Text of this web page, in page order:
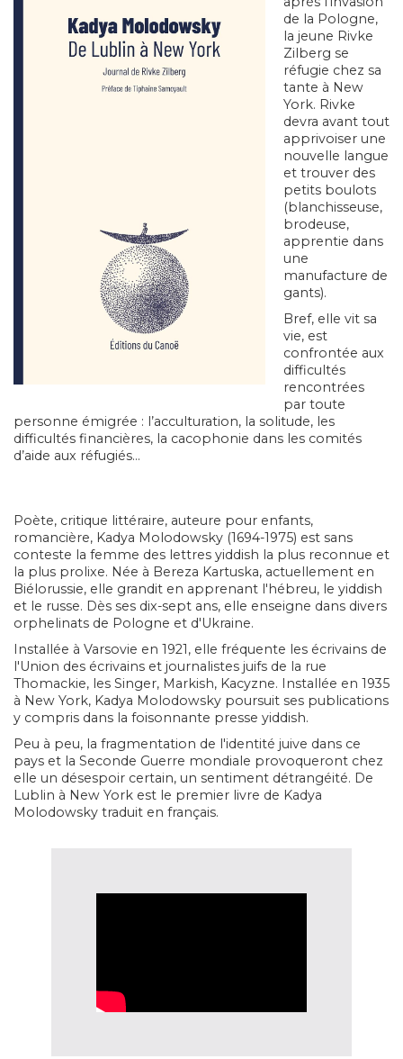
de la Pologne,
la jeune Rivke
Zilberg se
réfugie chez sa
tante à New
York. Rivke
devra avant tout
apprivoiser une
nouvelle langue
et trouver des
petits boulots
(blanchisseuse,
brodeuse,
apprentie dans
une
manufacture de
gants).
Bref, elle vit sa
vie, est
confrontée aux
difficultés
rencontrées
par toute
personne émigrée : l’acculturation, la solitude, les
difficultés financières, la cacophonie dans les comités
d’aide aux réfugiés...
Poète, critique littéraire, auteure pour enfants,
romancière, Kadya Molodowsky (1694-1975) est sans
conteste la femme des lettres yiddish la plus reconnue et
la plus prolixe. Née à Bereza Kartuska, actuellement en
Biélorussie, elle grandit en apprenant l'hébreu, le yiddish
et le russe. Dès ses dix-sept ans, elle enseigne dans divers
orphelinats de Pologne et d'Ukraine.
Installée à Varsovie en 1921, elle fréquente les écrivains de
l'Union des écrivains et journalistes juifs de la rue
Thomackie, les Singer, Markish, Kacyzne. Installée en 1935
à New York, Kadya Molodowsky poursuit ses publications
y compris dans la foisonnante presse yiddish.
Peu à peu, la fragmentation de l'identité juive dans ce
pays et la Seconde Guerre mondiale provoqueront chez
elle un désespoir certain, un sentiment détrangéité. De
Lublin à New York est le premier livre de Kadya
Molodowsky traduit en français.